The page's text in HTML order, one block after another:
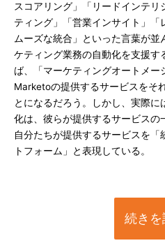
スコアリング」「リードインテ
ティング」「営業インサイト」「
ムーズな統合」といった言葉が
ケティング業務の自動化を支援
ば、「マーケティングオートメー
Marketoの提供するサービスをそ
とになるだろう。しかし、実際
化は、彼らが提供するサービスの
自分たちが提供するサービスを「
トフォーム」と表現している。
続きを